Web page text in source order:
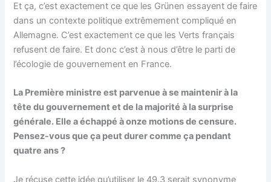
Et ça, c’est exactement ce que les Grünen essayent de faire
dans un contexte politique extrêmement compliqué en
Allemagne. C’est exactement ce que les Verts français
refusent de faire. Et donc c’est à nous d’être le parti de
l’écologie de gouvernement en France.
La Première ministre est parvenue à se maintenir à la
tête du gouvernement et de la majorité à la surprise
générale. Elle a échappé à onze motions de censure.
Pensez-vous que ça peut durer comme ça pendant
quatre ans ?
Je récuse cette idée qu’utiliser le 49.3 serait synonyme